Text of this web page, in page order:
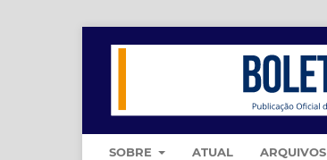
SOBRE ATUAL ARQUIVOS